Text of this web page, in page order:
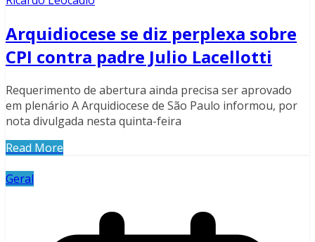
Arquidiocese se diz perplexa sobre
CPI contra padre Julio Lacellotti
Requerimento de abertura ainda precisa ser aprovado
em plenário A Arquidiocese de São Paulo informou, por
nota divulgada nesta quinta-feira
Read More
Geral